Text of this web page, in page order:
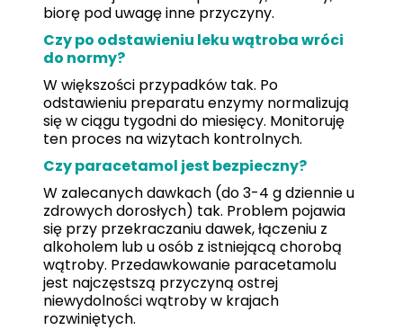
biorę pod uwagę inne przyczyny.
Czy po odstawieniu leku wątroba wróci
do normy?
W większości przypadków tak. Po
odstawieniu preparatu enzymy normalizują
się w ciągu tygodni do miesięcy. Monitoruję
ten proces na wizytach kontrolnych.
Czy paracetamol jest bezpieczny?
W zalecanych dawkach (do 3-4 g dziennie u
zdrowych dorosłych) tak. Problem pojawia
się przy przekraczaniu dawek, łączeniu z
alkoholem lub u osób z istniejącą chorobą
wątroby. Przedawkowanie paracetamolu
jest najczęstszą przyczyną ostrej
niewydolności wątroby w krajach
rozwiniętych.